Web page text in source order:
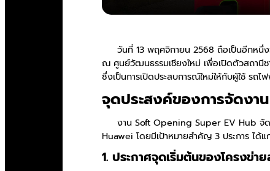
วันที่ 13 พฤศจิกายน 2568 ถือเป็นอีกหนึ่ง
ณ ศูนย์วัฒนธรรมเชียงใหม่ เพื่อเปิดตัวสถานี
ซึ่งเป็นการเปิดประสบการณ์ใหม่ให้กับผู้ใช้ รถไ
จุดประสงค์ของการจัดงา
งาน Soft Opening Super EV Hub จัดขึ้น
Huawei โดยมีเป้าหมายสำคัญ 3 ประการ ได้แ
1. ประกาศจุดเริ่มต้นของโครงข่